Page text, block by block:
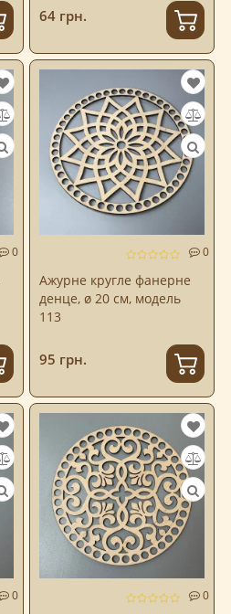
64 грн.
0 0
Ажурне кругле фанерне
денце, ø 20 см, модель
113
95 грн.
0 0